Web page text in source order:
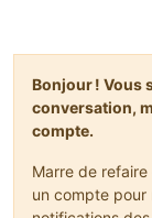
Bonjour ! Vous
conversation,
compte.
Marre de refaire
un compte